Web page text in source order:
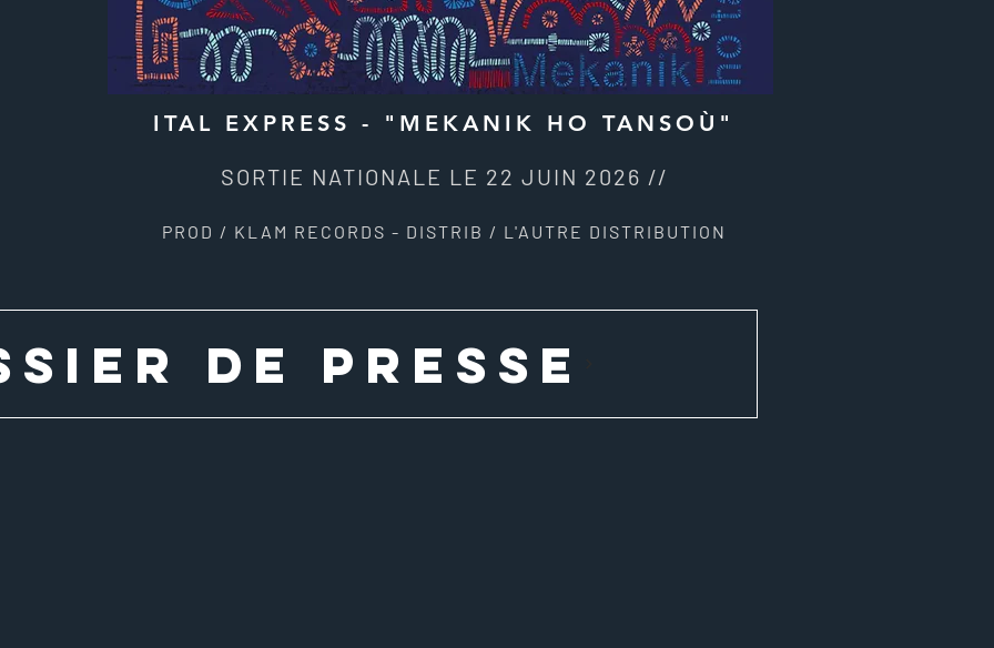
ITAL EXPRESS - "MEKANIK HO TANSOÙ"
SORTIE NATIONALE LE 22 JUIN 2026 //
PROD / KLAM RECORDS - DISTRIB / L'AUTRE DISTRIBUTION
de presse